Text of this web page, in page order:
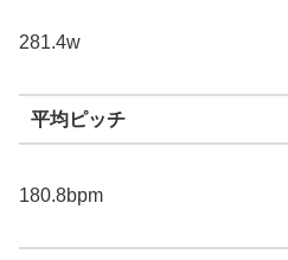
281.4w
平均ピッチ
180.8bpm